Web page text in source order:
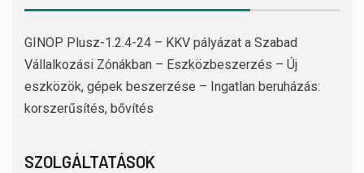
GINOP Plusz-1.2.4-24 – KKV pályázat a Szabad
Vállalkozási Zónákban – Eszközbeszerzés – Új
eszközök, gépek beszerzése – Ingatlan beruházás:
korszerűsítés, bővítés
SZOLGÁLTATÁSOK